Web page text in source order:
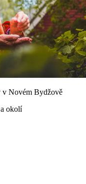
v Novém Bydžově
okolí